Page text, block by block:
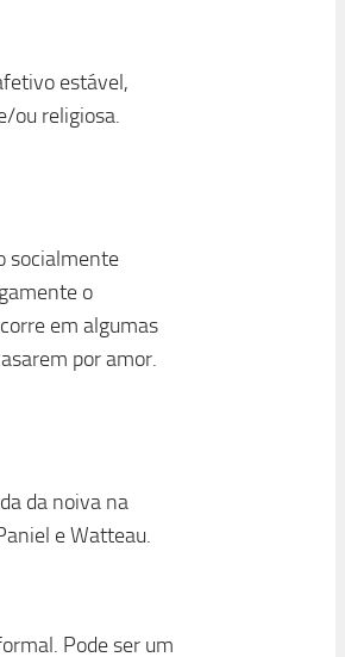
estável,
ou religiosa.
socialmente
o
em algumas
por amor.
da noiva na
e Watteau.
Pode ser um